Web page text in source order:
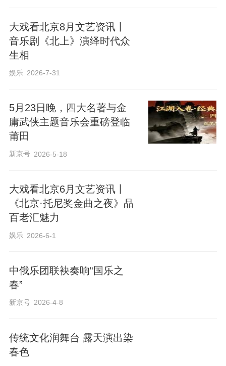
大戏看北京8月文艺资讯丨
音乐剧《北上》演绎时代众
生相
娱乐 2026-7-31
5月23日晚，四大名著与金
庸武侠主题音乐会重磅登临
莆田
新京号 2026-5-18
大戏看北京6月文艺资讯丨
《北京·托尼奖金曲之夜》品
百老汇魅力
娱乐 2026-6-1
中俄乐团联袂奏响“国乐之
春”
新京号 2026-4-8
传统文化润舞台 露天演出染
春色